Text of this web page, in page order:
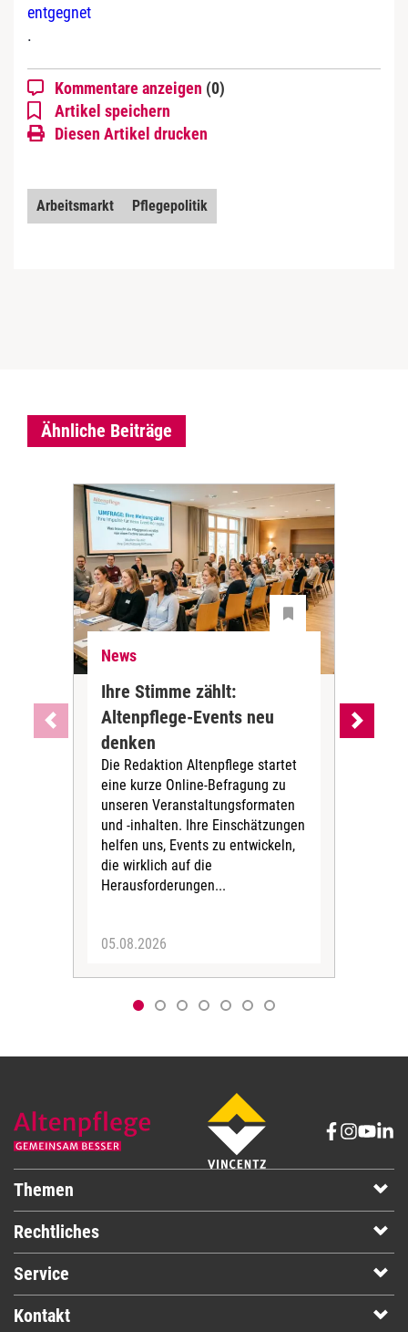
entgegnet
.
Kommentare anzeigen (0)
Artikel speichern
Diesen Artikel drucken
Arbeitsmarkt Pflegepolitik
Ähnliche Beiträge
News
Ihre Stimme zählt:
Altenpflege-Events neu
denken
Die Redaktion Altenpflege startet
eine kurze Online-Befragung zu
unseren Veranstaltungsformaten
und -inhalten. Ihre Einschätzungen
helfen uns, Events zu entwickeln,
die wirklich auf die
Herausforderungen...
05.08.2026
Themen
Rechtliches
Service
Kontakt